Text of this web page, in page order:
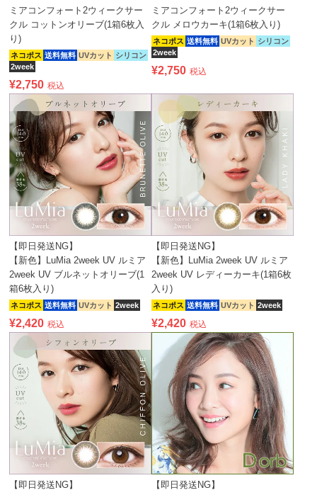
ミアコンフォート2ウィークサー
クル コットンオリーブ(1箱6枚入
り)
ネコポス 送料無料 UVカット シリコン
2week
¥2,750 税込
ミアコンフォート2ウィークサー
クル メロウカーキ(1箱6枚入り)
ネコポス 送料無料 UVカット シリコン
2week
¥2,750 税込
【即日発送NG】
【新色】LuMia 2week UV ルミア
2week UV ブルネットオリーブ(1
箱6枚入り)
ネコポス 送料無料 UVカット 2week
¥2,420 税込
【即日発送NG】
【新色】LuMia 2week UV ルミア
2week UV レディーカーキ(1箱6枚
入り)
ネコポス 送料無料 UVカット 2week
¥2,420 税込
【即日発送NG】
【即日発送NG】